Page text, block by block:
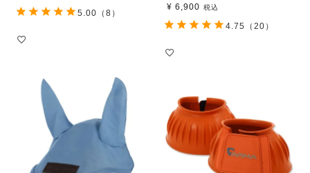
5.00 （8）
¥ 6,900 税込
4.75 （20）